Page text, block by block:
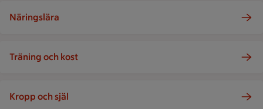
Näringslära
Träning och kost
Kropp och själ